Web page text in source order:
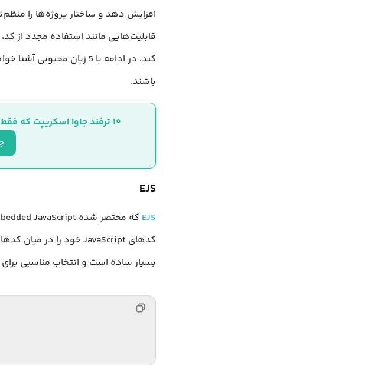
کند، در ادامه با 5 زبان
باشند.
۱۰ ترفند جاوا اسکریپت که فقط توسعه‌دهندگان حرفه‌ای از آن‌ها خبر دارند!
EJS
EJS
بسیار ساده است و انتخاب مناسبی برای